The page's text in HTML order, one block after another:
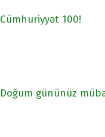
Cümhuriyyət 100!
Doğum gününüz